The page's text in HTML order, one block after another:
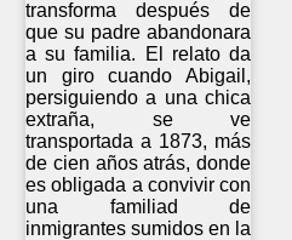
transforma después de
que su padre abandonara
a su familia. El relato da
un giro cuando Abigail,
persiguiendo a una chica
extraña, se ve
transportada a 1873, más
de cien años atrás, donde
es obligada a convivir con
una familiad de
inmigrantes sumidos en la